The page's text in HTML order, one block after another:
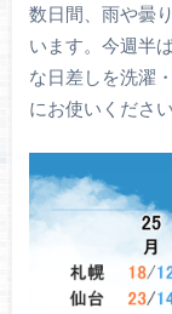
数日間、雨や曇
います。今週半
な日差しを洗濯
にお使いください